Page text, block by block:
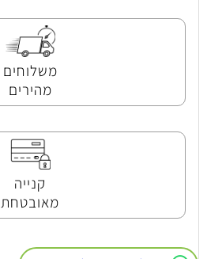
משלוחים
מהירים
קנייה
מאובטחת